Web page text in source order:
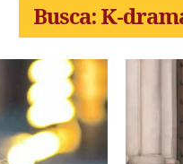
Busca: K-